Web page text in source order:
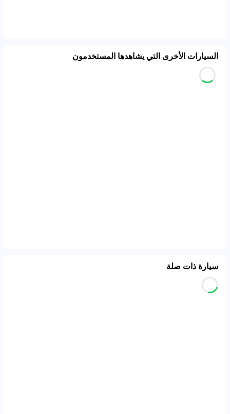
السيارات الأخرى التي يشاهدها المستخدمون
سيارة ذات صلة